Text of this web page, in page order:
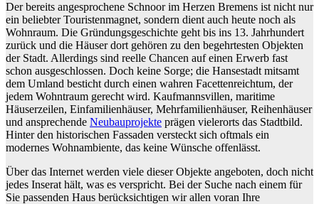
Der bereits angesprochene Schnoor im Herzen Bremens ist nicht nur
ein beliebter Touristenmagnet, sondern dient auch heute noch als
Wohnraum. Die Gründungsgeschichte geht bis ins 13. Jahrhundert
zurück und die Häuser dort gehören zu den begehrtesten Objekten
der Stadt. Allerdings sind reelle Chancen auf einen Erwerb fast
schon ausgeschlossen. Doch keine Sorge; die Hansestadt mitsamt
dem Umland besticht durch einen wahren Facettenreichtum, der
jedem Wohntraum gerecht wird. Kaufmannsvillen, maritime
Häuserzeilen, Einfamilienhäuser, Mehrfamilienhäuser, Reihenhäuser
und ansprechende Neubauprojekte prägen vielerorts das Stadtbild.
Hinter den historischen Fassaden versteckt sich oftmals ein
modernes Wohnambiente, das keine Wünsche offenlässt.
Über das Internet werden viele dieser Objekte angeboten, doch nicht
jedes Inserat hält, was es verspricht. Bei der Suche nach einem für
Sie passenden Haus berücksichtigen wir allen voran Ihre